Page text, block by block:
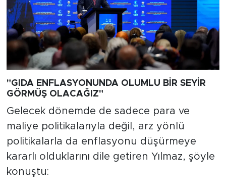
"GIDA ENFLASYONUNDA OLUMLU BİR SEYİR
GÖRMÜŞ OLACAĞIZ"
Gelecek dönemde de sadece para ve
maliye politikalarıyla değil, arz yönlü
politikalarla da enflasyonu düşürmeye
kararlı olduklarını dile getiren Yılmaz, şöyle
konuştu: